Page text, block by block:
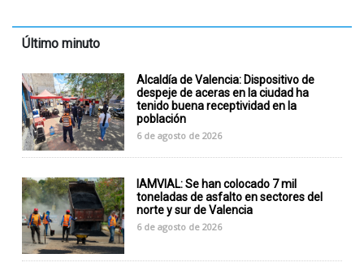
Último minuto
Alcaldía de Valencia: Dispositivo de
despeje de aceras en la ciudad ha
tenido buena receptividad en la
población
6 de agosto de 2026
IAMVIAL: Se han colocado 7 mil
toneladas de asfalto en sectores del
norte y sur de Valencia
6 de agosto de 2026